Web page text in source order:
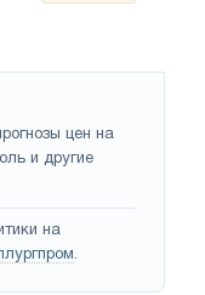
цен на
и другие
на
.